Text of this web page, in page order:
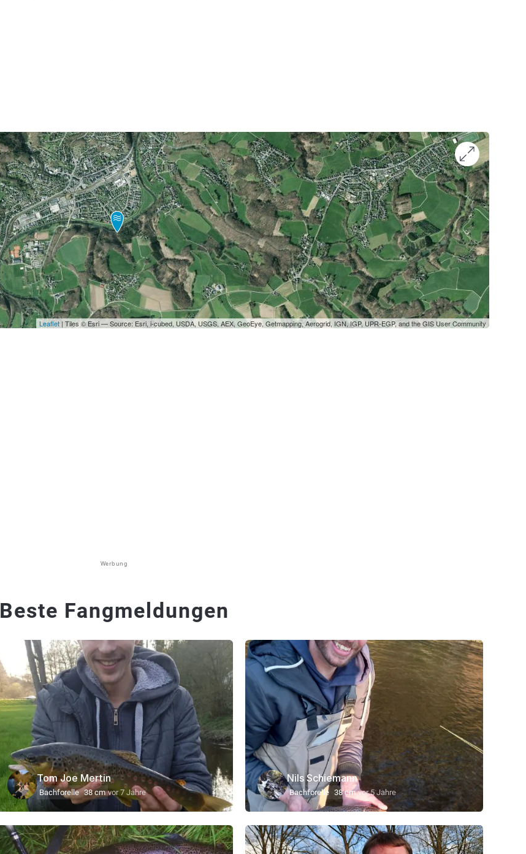
Leaflet | Tiles © Esri — Source: Esri, i-cubed, USDA, USGS, AEX, GeoEye, Getmapping, Aerogrid, IGN, IGP, UPR-EGP, and the GIS User Community
Werbung
Beste Fangmeldungen
Tom Joe Mertin
Bachforelle 38 cm vor 7 Jahre
Nils Schiemann
Bachforelle 38 cm vor 5 Jahre